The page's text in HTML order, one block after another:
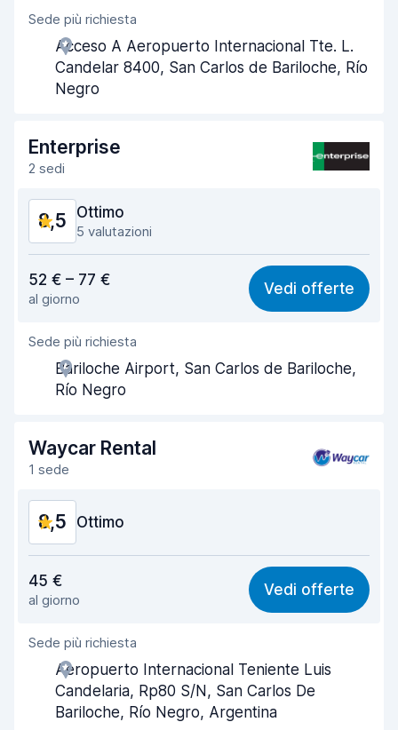
Gentilezza degli agenti
Rapidità del ritiro 8,2
Rapidità della riconsegna
Pulizia del veicolo 8,7
Condizioni dell'auto
Sede più richiesta
Acceso A Aeropuerto Internacional Tte. L.
Candelar 8400, San Carlos de Bariloche, Río
Negro
Enterprise
2 sedi
8,5 Ottimo
5 valutazioni
8,3
Facile da trovare 8,5
Gentilezza degli agenti
Rapidità del ritiro
Pulizia del veicolo 8,6
Condizioni dell'auto
52 € – 77 €
al giorno
Vedi offerte
Sede più richiesta
Bariloche Airport, San Carlos de Bariloche,
Río Negro
Waycar Rental
1 sede
8,5 Ottimo
8,8
Facile da trovare 8,2
Gentilezza degli agenti
Rapidità del ritiro
Rapidità della riconsegna
45 €
al giorno
Vedi offerte
Sede più richiesta
Aeropuerto Internacional Teniente Luis
Candelaria, Rp80 S/N, San Carlos De
Bariloche, Río Negro, Argentina